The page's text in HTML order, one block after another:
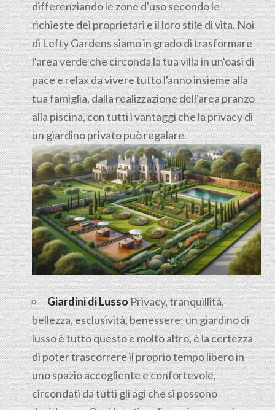
differenziando le zone d'uso secondo le
richieste dei proprietari e il loro stile di vita. Noi
di Lefty Gardens siamo in grado di trasformare
l'area verde che circonda la tua villa in un'oasi di
pace e relax da vivere tutto l'anno insieme alla
tua famiglia, dalla realizzazione dell'area pranzo
alla piscina, con tutti i vantaggi che la privacy di
un giardino privato può regalare.
Giardini di LussoPrivacy, tranquillità,
bellezza, esclusività, benessere: un giardino di
lusso è tutto questo e molto altro, è la certezza
di poter trascorrere il proprio tempo libero in
uno spazio accogliente e confortevole,
circondati da tutti gli agi che si possono